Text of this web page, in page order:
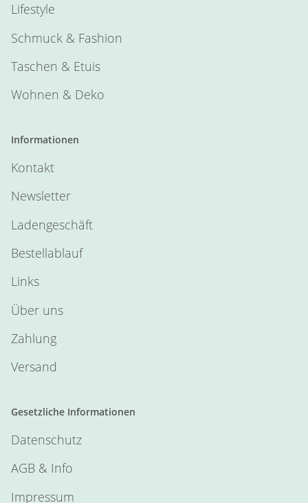
Lifestyle
Schmuck & Fashion
Taschen & Etuis
Wohnen & Deko
Informationen
Kontakt
Newsletter
Ladengeschäft
Bestellablauf
Links
Über uns
Zahlung
Versand
Gesetzliche Informationen
Datenschutz
AGB & Info
Impressum